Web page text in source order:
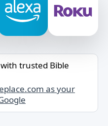
trusted Bible
as your